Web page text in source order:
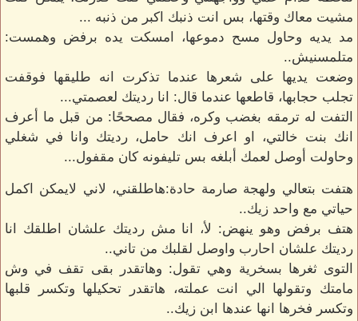
مشيت معاك وقتها، بس انت ذنبك اكبر من ذنبه ...
مد يديه وحاول مسح دموعها، امسكت يده برفض وهمست:
متلمسنيش..
وضعت يديها على شعرها عندما تذكرت انه طليقها فوقفت
تجلب حجابها، قاطعها عندما قال: انا رديتك لعصمتي...
التفت له ترمقه بغضب وكره، فقال مصححًا: من قبل ما أعرف
انك بنت خالتي، او اعرف انك حامل، رديتك وانا في شغلي
وحاولت أوصل لعمك أبلغه بس تليفونه كان مقفول...
هتفت بتعالي ولهجة صارمة حادة:هاطلقني، لاني لايمكن اكمل
حياتي مع واحد زيك..
هتف برفض وهو ينهض: لأ، انا مش رديتك علشان اطلقك انا
رديتك علشان احارب واوصل لقلبك من تاني..
التوى ثغرها بسخرية وهي تقول: وهاتقدر بقى تقف في وش
مامتك وتقولها الي انت عملته، هاتقدر تحكيلها وتكسر قلبها
وتكسر فخرها انها عندها ابن زيك..